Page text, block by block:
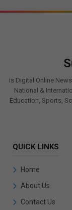
is Digital Online
National &
Education, Sports,
QUICK LINKS
Home
About Us
Contact Us